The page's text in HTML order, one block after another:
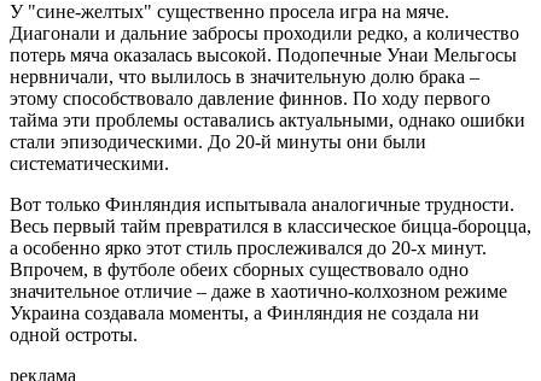
У "сине-желтых" существенно просела игра на мяче.
Диагонали и дальние забросы проходили редко, а количество
потерь мяча оказалась высокой. Подопечные Унаи Мельгосы
нервничали, что вылилось в значительную долю брака –
этому способствовало давление финнов. По ходу первого
тайма эти проблемы оставались актуальными, однако ошибки
стали эпизодическими. До 20-й минуты они были
систематическими.
Вот только Финляндия испытывала аналогичные трудности.
Весь первый тайм превратился в классическое бицца-бороцца,
а особенно ярко этот стиль прослеживался до 20-х минут.
Впрочем, в футболе обеих сборных существовало одно
значительное отличие – даже в хаотично-колхозном режиме
Украина создавала моменты, а Финляндия не создала ни
одной остроты.
реклама